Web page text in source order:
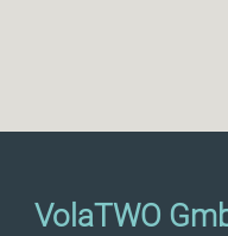
VolaTWO